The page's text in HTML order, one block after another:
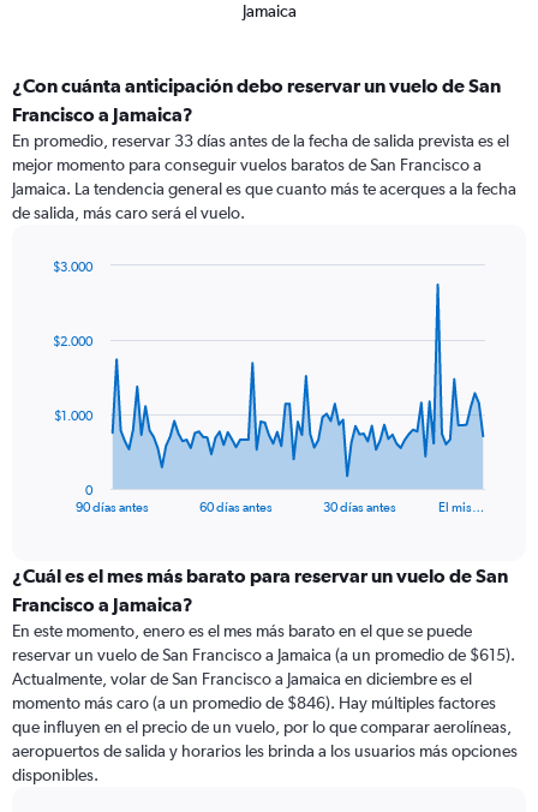
Jamaica
¿Con cuánta anticipación debo reservar un vuelo de San
Francisco a Jamaica?
En promedio, reservar 33 días antes de la fecha de salida prevista es el
mejor momento para conseguir vuelos baratos de San Francisco a
Jamaica. La tendencia general es que cuanto más te acerques a la fecha
de salida, más caro será el vuelo.
data
The
categories.
Range:
categories.
The
chart
has
1
Y
axis
90 días antes 60 días antes 30 días antes El mis…
0
$1.000
$2.000
$3.000
¿Cuál es el mes más barato para reservar un vuelo de San
Francisco a Jamaica?
En este momento, enero es el mes más barato en el que se puede
reservar un vuelo de San Francisco a Jamaica (a un promedio de $615).
Actualmente, volar de San Francisco a Jamaica en diciembre es el
momento más caro (a un promedio de $846). Hay múltiples factores
que influyen en el precio de un vuelo, por lo que comparar aerolíneas,
aeropuertos de salida y horarios les brinda a los usuarios más opciones
disponibles.